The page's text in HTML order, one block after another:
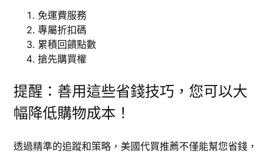
免運費服務
專屬折扣碼
累積回饋點數
搶先購買權
提醒：善用這些省錢技巧，您可以大
幅降低購物成本！
透過精準的追蹤和策略，美國代買推薦不僅能幫您省錢，